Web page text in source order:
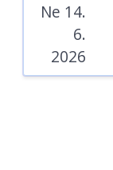
Ne 14.
6.
2026